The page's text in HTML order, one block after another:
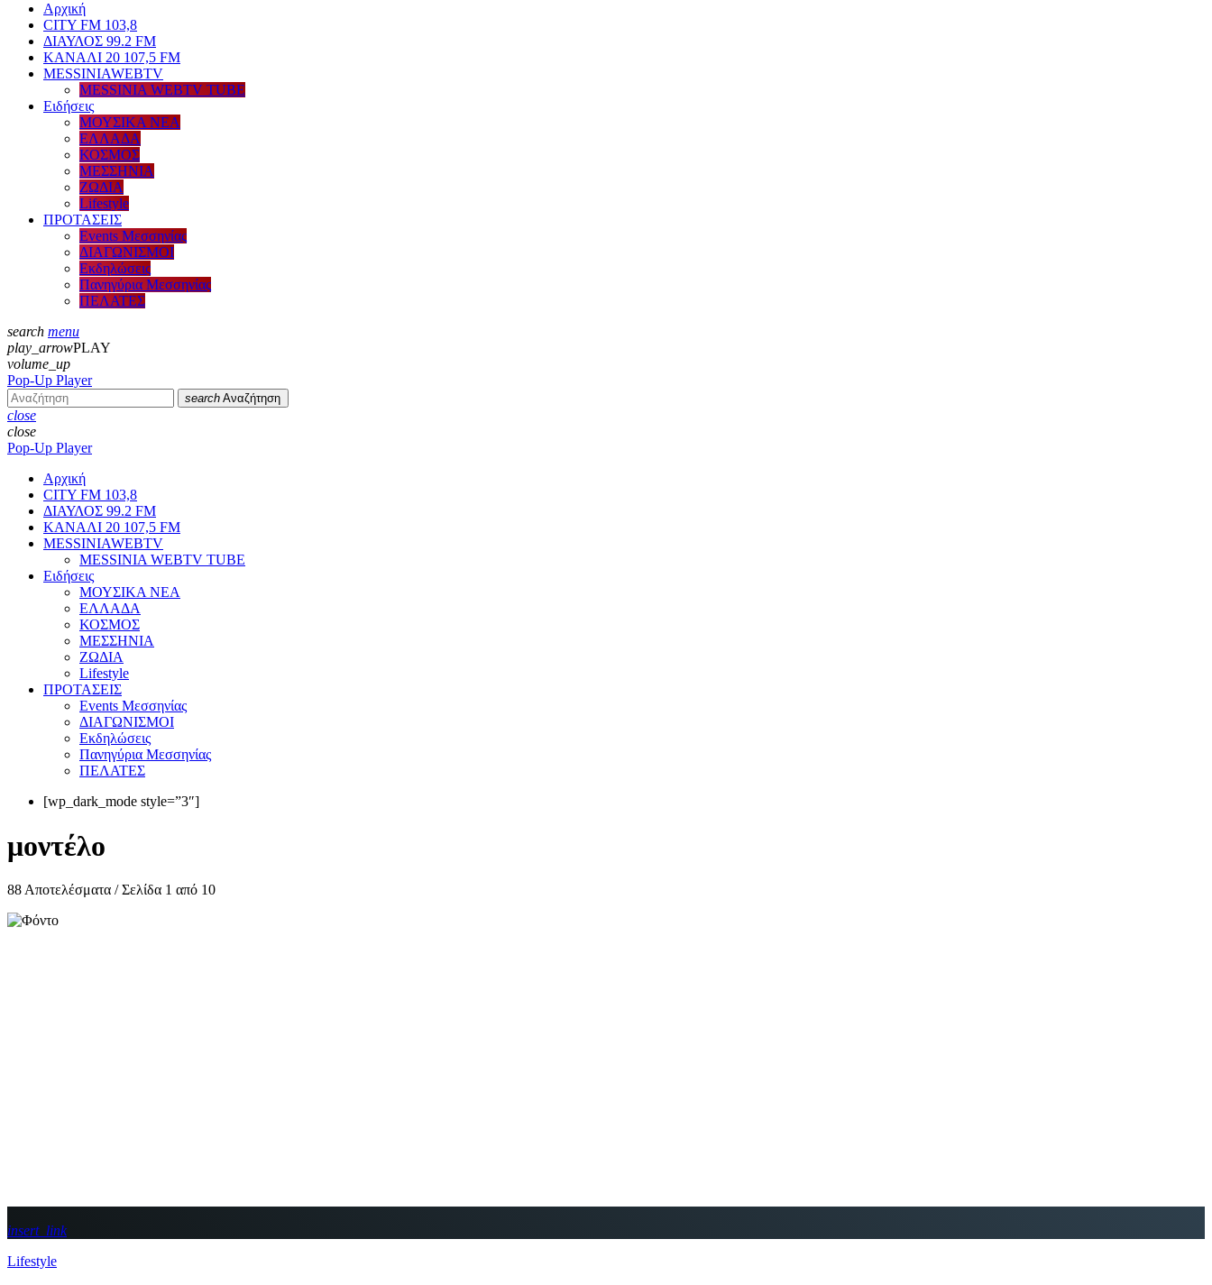
Αρχική
CITY FM 103,8
ΔΙΑΥΛΟΣ 99.2 FM
ΚΑΝΑΛΙ 20 107,5 FM
MESSINIAWEBTV
MESSINIA WEBTV TUBE
Eιδήσεις
ΜΟΥΣΙΚΑ ΝΕΑ
ΕΛΛΑΔΑ
ΚΟΣΜΟΣ
ΜΕΣΣΗΝΙΑ
ΖΩΔΙΑ
Lifestyle
ΠΡΟΤΑΣΕΙΣ
Events Μεσσηνίας
ΔΙΑΓΩΝΙΣΜΟΙ
Εκδηλώσεις
Πανηγύρια Μεσσηνίας
ΠΕΛΑΤΕΣ
search menu
play_arrowPLAY
volume_up
Pop-Up Player
search Αναζήτηση
close
close
Pop-Up Player
Αρχική
CITY FM 103,8
ΔΙΑΥΛΟΣ 99.2 FM
ΚΑΝΑΛΙ 20 107,5 FM
MESSINIAWEBTV
MESSINIA WEBTV TUBE
Eιδήσεις
ΜΟΥΣΙΚΑ ΝΕΑ
ΕΛΛΑΔΑ
ΚΟΣΜΟΣ
ΜΕΣΣΗΝΙΑ
ΖΩΔΙΑ
Lifestyle
ΠΡΟΤΑΣΕΙΣ
Events Μεσσηνίας
ΔΙΑΓΩΝΙΣΜΟΙ
Εκδηλώσεις
Πανηγύρια Μεσσηνίας
ΠΕΛΑΤΕΣ
[wp_dark_mode style=”3″]
μοντέλο
88 Αποτελέσματα / Σελίδα 1 από 10
insert_link
Lifestyle